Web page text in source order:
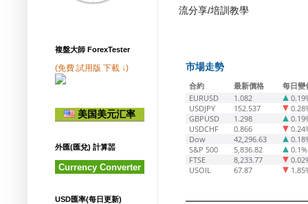
流分享/培訓教學
市場走勢
合約 最新價格
每日變
EURUSD
1.082
USDJPY
152.537
GBPUSD
1.298
USDCHF
0.866
Dow
42,296.63
S&P 500
5,836.82
0.1%
FTSE
8,233.77
USOIL
67.87
複盤大師 ForexTester
(免費.試用版 下載 ↓)
美国美元汇率
外匯(匯兌) 計算噐
Currency Converter
USD匯率(每日更新)